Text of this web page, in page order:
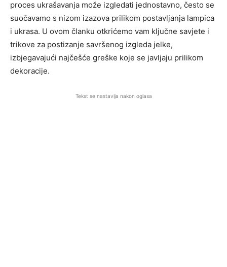
proces ukrašavanja može izgledati jednostavno, često se
suočavamo s nizom izazova prilikom postavljanja lampica
i ukrasa. U ovom članku otkrićemo vam ključne savjete i
trikove za postizanje savršenog izgleda jelke,
izbjegavajući najčešće greške koje se javljaju prilikom
dekoracije.
Tekst se nastavlja nakon oglasa